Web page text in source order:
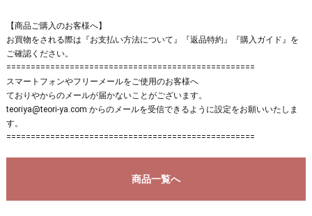
【商品ご購入のお客様へ】
お買物をされる際は 『お支払い方法について』 『返品特約』 『購入ガイド』 を
ご確認ください。
===================================================
スマートフォンやフリーメールをご使用のお客様へ
ておりやからのメールが届かないことがございます。
teoriya@teori-ya.com からのメールを受信できるように設定をお願いいたしま
す。
===================================================
商品一覧へ